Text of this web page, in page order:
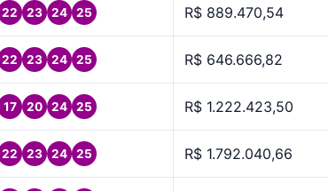
22 23 24 25 R$ 889.470,54
22 23 24 25 R$ 646.666,82
17 20 24 25 R$ 1.222.423,50
22 23 24 25 R$ 1.792.040,66